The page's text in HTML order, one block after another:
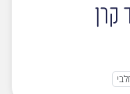
קרן